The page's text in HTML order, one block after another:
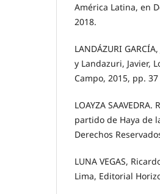
América Latina, en
2018.
LANDÁZURI
y Landazuri, Javier,
Campo, 2015, pp. 37
LOAYZA
partido de Haya de
Derechos
LUNA VEGAS,
Lima, Editorial